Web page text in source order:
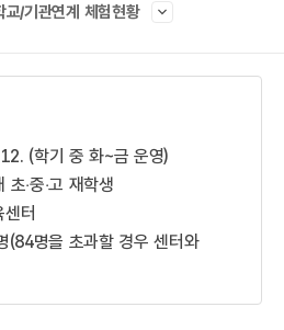
교/기관연계 체험현황
(학기 중 화~금 운영)
‧중‧고 재학생
터
(84명을 초과할 경우 센터와